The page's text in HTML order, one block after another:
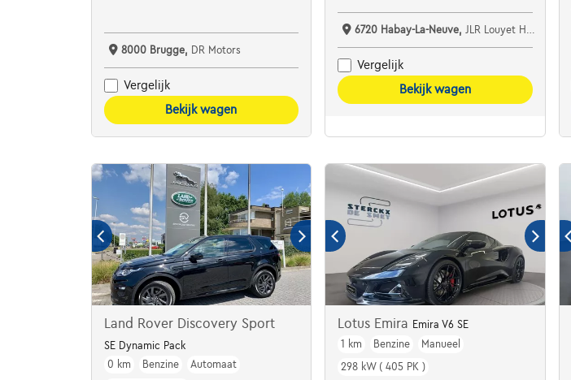
8000 Brugge, DR Motors
Vergelijk
Bekijk wagen
6720 Habay-La-Neuve, JLR Louyet Habay
Vergelijk
Bekijk wagen
Land Rover Discovery Sport
SE Dynamic Pack
0 km
Benzine
Automaat
Lotus Emira Emira V6 SE
1 km
Benzine
Manueel
298 kW ( 405 PK )